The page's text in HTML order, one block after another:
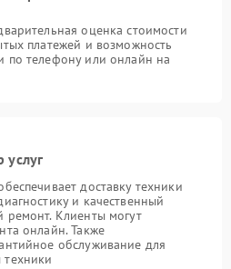
оценка стоимости
платежей и возможность
по телефону или онлайн на
услуг
доставку техники
и качественный
ремонт. Клиенты могут
онлайн. Также
обслуживание для